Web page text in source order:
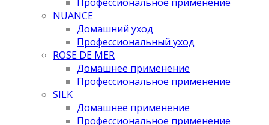
NUANCE
Домашний уход
Профессиональный уход
ROSE DE MER
Домашнее применение
Профессиональное применение
SILK
Домашнее применение
Профессиональное применение